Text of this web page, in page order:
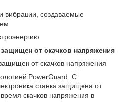
вибрации, создаваемые
от скачков напряжения
PowerGuard. С
станка защищена от
скачков напряжения в